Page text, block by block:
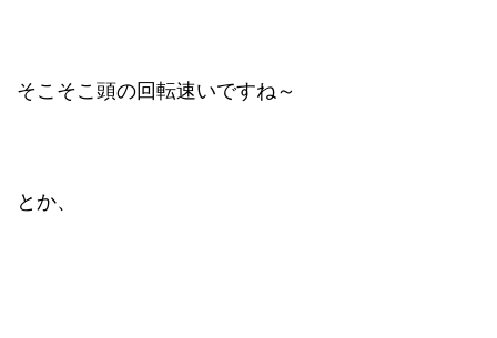
そこそこ頭の回転速いですね～
とか、